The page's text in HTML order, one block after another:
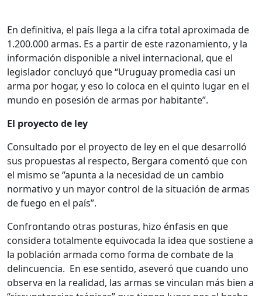
En definitiva, el país llega a la cifra total aproximada de
1.200.000 armas. Es a partir de este razonamiento, y la
información disponible a nivel internacional, que el
legislador concluyó que “Uruguay promedia casi un
arma por hogar, y eso lo coloca en el quinto lugar en el
mundo en posesión de armas por habitante”.
El proyecto de ley
Consultado por el proyecto de ley en el que desarrolló
sus propuestas al respecto, Bergara comentó que con
el mismo se “apunta a la necesidad de un cambio
normativo y un mayor control de la situación de armas
de fuego en el país”.
Confrontando otras posturas, hizo énfasis en que
considera totalmente equivocada la idea que sostiene a
la población armada como forma de combate de la
delincuencia. En ese sentido, aseveró que cuando uno
observa en la realidad, las armas se vinculan más bien a